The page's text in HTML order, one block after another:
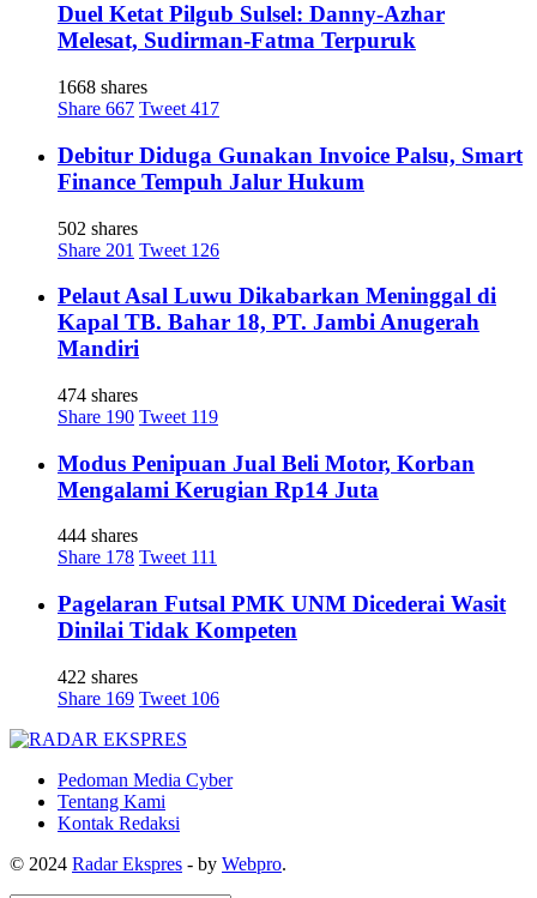
Duel Ketat Pilgub Sulsel: Danny-Azhar
Melesat, Sudirman-Fatma Terpuruk
1668 shares
Share 667 Tweet 417
Debitur Diduga Gunakan Invoice Palsu, Smart
Finance Tempuh Jalur Hukum
502 shares
Share 201 Tweet 126
Pelaut Asal Luwu Dikabarkan Meninggal di
Kapal TB. Bahar 18, PT. Jambi Anugerah
Mandiri
474 shares
Share 190 Tweet 119
Modus Penipuan Jual Beli Motor, Korban
Mengalami Kerugian Rp14 Juta
444 shares
Share 178 Tweet 111
Pagelaran Futsal PMK UNM Dicederai Wasit
Dinilai Tidak Kompeten
422 shares
Share 169 Tweet 106
Pedoman Media Cyber
Tentang Kami
Kontak Redaksi
© 2024 Radar Ekspres - by Webpro.